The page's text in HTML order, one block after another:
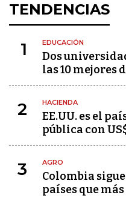
TENDENCIAS
1 EDUCACIÓN
Dos
las 10 mejores
2 HACIENDA
EE.UU. es el
pública con
3 AGRO
Colombia
países que